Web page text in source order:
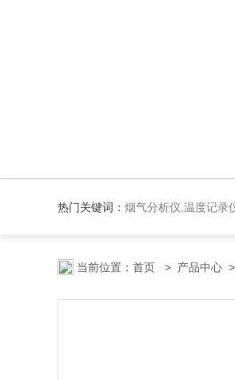
热门关键词： 烟气分析仪,温度记录
当前位置： 首页 > 产品中心 >